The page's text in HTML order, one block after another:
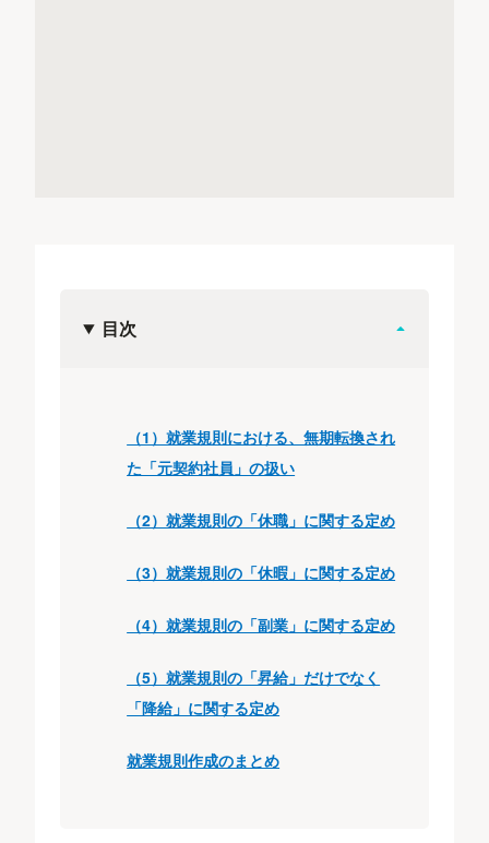
目次
（1）就業規則における、無期転換され
た「元契約社員」の扱い
（2）就業規則の「休職」に関する定め
（3）就業規則の「休暇」に関する定め
（4）就業規則の「副業」に関する定め
（5）就業規則の「昇給」だけでなく
「降給」に関する定め
就業規則作成のまとめ